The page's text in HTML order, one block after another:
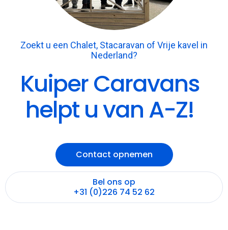
Zoekt u een Chalet, Stacaravan of Vrije kavel in
Nederland?
Kuiper Caravans
helpt u van A-Z!
Contact opnemen
Bel ons op
+31 (0)226 74 52 62